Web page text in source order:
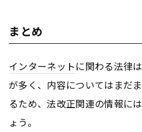
まとめ
インターネットに関わる法律
が多く、内容についてはまだ
るため、法改正関連の情報に
ょう。